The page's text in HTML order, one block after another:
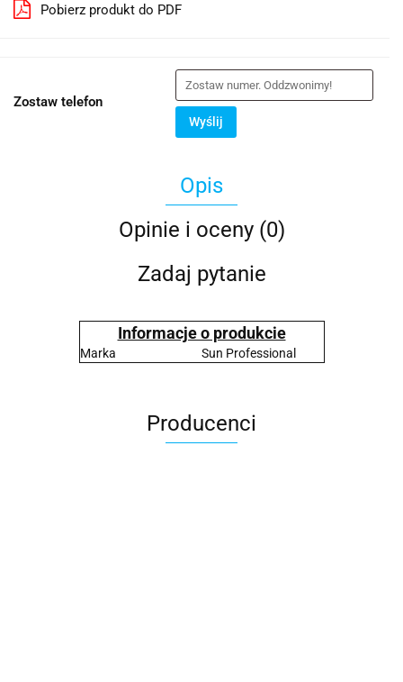
Pobierz produkt do PDF
Zostaw telefon
Wyślij
Opis
Opinie i oceny (0)
Zadaj pytanie
Informacje o produkcie
Marka Sun Professional
Producenci